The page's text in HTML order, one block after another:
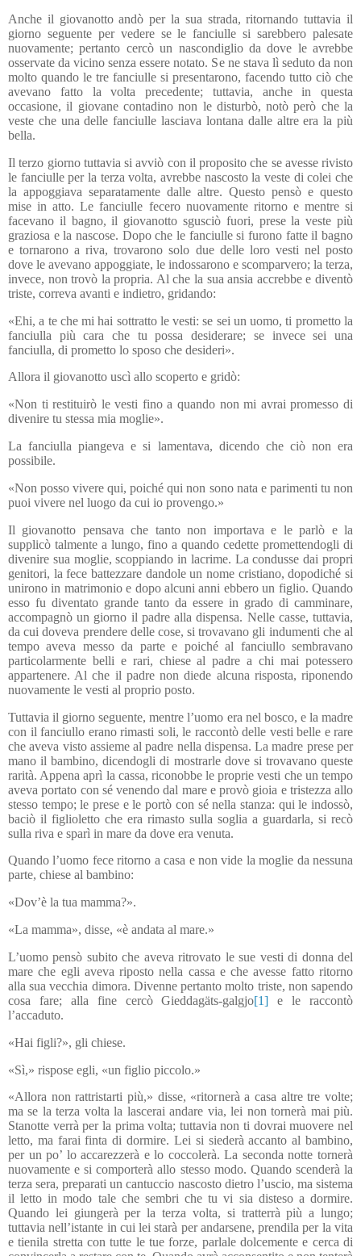
Anche il giovanotto andò per la sua strada, ritornando tuttavia il
giorno seguente per vedere se le fanciulle si sarebbero palesate
nuovamente; pertanto cercò un nascondiglio da dove le avrebbe
osservate da vicino senza essere notato. Se ne stava lì seduto da non
molto quando le tre fanciulle si presentarono, facendo tutto ciò che
avevano fatto la volta precedente; tuttavia, anche in questa
occasione, il giovane contadino non le disturbò, notò però che la
veste che una delle fanciulle lasciava lontana dalle altre era la più
bella.
Il terzo giorno tuttavia si avviò con il proposito che se avesse rivisto
le fanciulle per la terza volta, avrebbe nascosto la veste di colei che
la appoggiava separatamente dalle altre. Questo pensò e questo
mise in atto. Le fanciulle fecero nuovamente ritorno e mentre si
facevano il bagno, il giovanotto sgusciò fuori, prese la veste più
graziosa e la nascose. Dopo che le fanciulle si furono fatte il bagno
e tornarono a riva, trovarono solo due delle loro vesti nel posto
dove le avevano appoggiate, le indossarono e scomparvero; la terza,
invece, non trovò la propria. Al che la sua ansia accrebbe e diventò
triste, correva avanti e indietro, gridando:
«Ehi, a te che mi hai sottratto le vesti: se sei un uomo, ti prometto la
fanciulla più cara che tu possa desiderare; se invece sei una
fanciulla, di prometto lo sposo che desideri».
Allora il giovanotto uscì allo scoperto e gridò:
«Non ti restituirò le vesti fino a quando non mi avrai promesso di
divenire tu stessa mia moglie».
La fanciulla piangeva e si lamentava, dicendo che ciò non era
possibile.
«Non posso vivere qui, poiché qui non sono nata e parimenti tu non
puoi vivere nel luogo da cui io provengo.»
Il giovanotto pensava che tanto non importava e le parlò e la
supplicò talmente a lungo, fino a quando cedette promettendogli di
divenire sua moglie, scoppiando in lacrime. La condusse dai propri
genitori, la fece battezzare dandole un nome cristiano, dopodiché si
unirono in matrimonio e dopo alcuni anni ebbero un figlio. Quando
esso fu diventato grande tanto da essere in grado di camminare,
accompagnò un giorno il padre alla dispensa. Nelle casse, tuttavia,
da cui doveva prendere delle cose, si trovavano gli indumenti che al
tempo aveva messo da parte e poiché al fanciullo sembravano
particolarmente belli e rari, chiese al padre a chi mai potessero
appartenere. Al che il padre non diede alcuna risposta, riponendo
nuovamente le vesti al proprio posto.
Tuttavia il giorno seguente, mentre l’uomo era nel bosco, e la madre
con il fanciullo erano rimasti soli, le raccontò delle vesti belle e rare
che aveva visto assieme al padre nella dispensa. La madre prese per
mano il bambino, dicendogli di mostrarle dove si trovavano queste
rarità. Appena aprì la cassa, riconobbe le proprie vesti che un tempo
aveva portato con sé venendo dal mare e provò gioia e tristezza allo
stesso tempo; le prese e le portò con sé nella stanza: qui le indossò,
baciò il figlioletto che era rimasto sulla soglia a guardarla, si recò
sulla riva e sparì in mare da dove era venuta.
Quando l’uomo fece ritorno a casa e non vide la moglie da nessuna
parte, chiese al bambino:
«Dov’è la tua mamma?».
«La mamma», disse, «è andata al mare.»
L’uomo pensò subito che aveva ritrovato le sue vesti di donna del
mare che egli aveva riposto nella cassa e che avesse fatto ritorno
alla sua vecchia dimora. Divenne pertanto molto triste, non sapendo
cosa fare; alla fine cercò Gieddagäts-galgjo[1] e le raccontò
l’accaduto.
«Hai figli?», gli chiese.
«Sì,» rispose egli, «un figlio piccolo.»
«Allora non rattristarti più,» disse, «ritornerà a casa altre tre volte;
ma se la terza volta la lascerai andare via, lei non tornerà mai più.
Stanotte verrà per la prima volta; tuttavia non ti dovrai muovere nel
letto, ma farai finta di dormire. Lei si siederà accanto al bambino,
per un po’ lo accarezzerà e lo coccolerà. La seconda notte tornerà
nuovamente e si comporterà allo stesso modo. Quando scenderà la
terza sera, preparati un cantuccio nascosto dietro l’uscio, ma sistema
il letto in modo tale che sembri che tu vi sia disteso a dormire.
Quando lei giungerà per la terza volta, si tratterrà più a lungo;
tuttavia nell’istante in cui lei starà per andarsene, prendila per la vita
e tienila stretta con tutte le tue forze, parlale dolcemente e cerca di